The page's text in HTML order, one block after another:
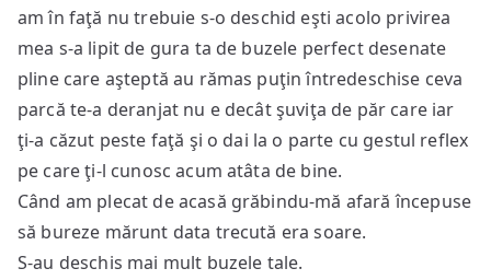
am în faţă nu trebuie s-o deschid eşti acolo privirea
mea s-a lipit de gura ta de buzele perfect desenate
pline care aşteptă au rămas puţin întredeschise ceva
parcă te-a deranjat nu e decât şuviţa de păr care iar
ţi-a căzut peste faţă şi o dai la o parte cu gestul reflex
pe care ţi-l cunosc acum atâta de bine.
Când am plecat de acasă grăbindu-mă afară începuse
să bureze mărunt data trecută era soare.
S-au deschis mai mult buzele tale.